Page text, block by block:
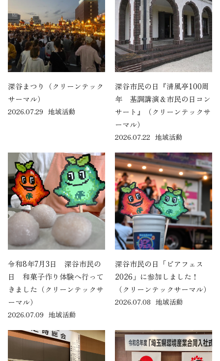
深谷まつり（クリーンテック
サーマル）
2026.07.29 地域活動
深谷市民の日『清風亭100周
年 基調講演＆市民の日コン
サート』（クリーンテックサ
ーマル）
2026.07.22 地域活動
令和8年7月3日 深谷市民の
日 和菓子作り体験へ行って
きました（クリーンテックサ
ーマル）
2026.07.09 地域活動
深谷市民の日「ビアフェス
2026」に参加しました！
（クリーンテックサーマル）
2026.07.08 地域活動